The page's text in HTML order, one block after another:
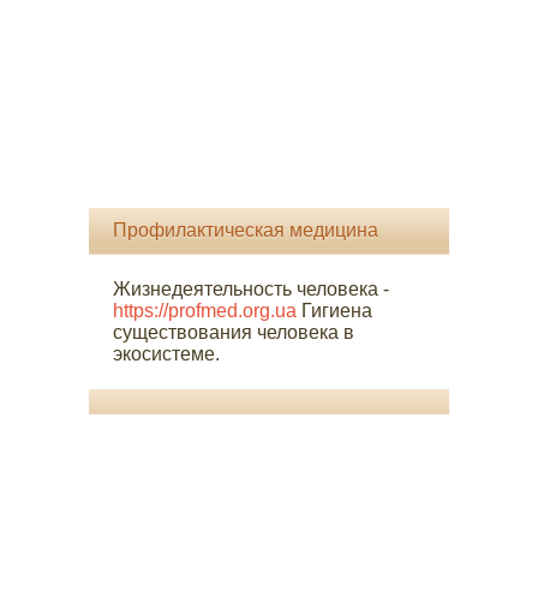
Профилактическая медицина
Жизнедеятельность человека -
https://profmed.org.ua Гигиена
существования человека в
экосистеме.